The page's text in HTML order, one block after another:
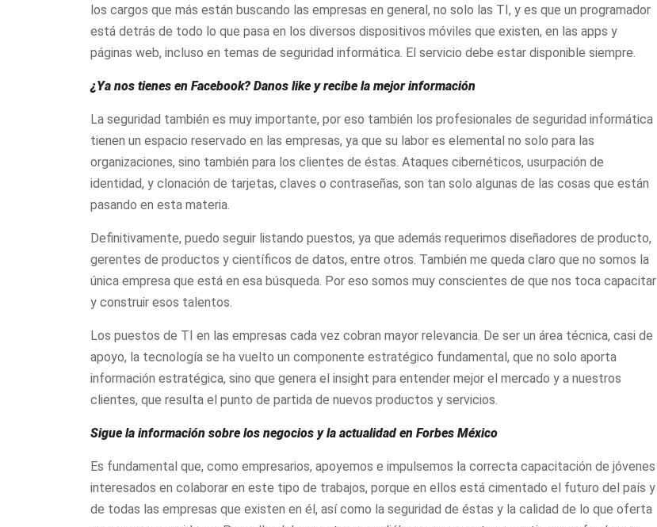
los cargos que más están buscando las empresas en general, no solo las TI, y es que un programador
está detrás de todo lo que pasa en los diversos dispositivos móviles que existen, en las apps y
páginas web, incluso en temas de seguridad informática. El servicio debe estar disponible siempre.
¿Ya nos tienes en Facebook? Danos like y recibe la mejor información
La seguridad también es muy importante, por eso también los profesionales de seguridad informática
tienen un espacio reservado en las empresas, ya que su labor es elemental no solo para las
organizaciones, sino también para los clientes de éstas. Ataques cibernéticos, usurpación de
identidad, y clonación de tarjetas, claves o contraseñas, son tan solo algunas de las cosas que están
pasando en esta materia.
Definitivamente, puedo seguir listando puestos, ya que además requerimos diseñadores de producto,
gerentes de productos y científicos de datos, entre otros. También me queda claro que no somos la
única empresa que está en esa búsqueda. Por eso somos muy conscientes de que nos toca capacitar
y construir esos talentos.
Los puestos de TI en las empresas cada vez cobran mayor relevancia. De ser un área técnica, casi de
apoyo, la tecnología se ha vuelto un componente estratégico fundamental, que no solo aporta
información estratégica, sino que genera el insight para entender mejor el mercado y a nuestros
clientes, que resulta el punto de partida de nuevos productos y servicios.
Sigue la información sobre los negocios y la actualidad en Forbes México
Es fundamental que, como empresarios, apoyemos e impulsemos la correcta capacitación de jóvenes
interesados en colaborar en este tipo de trabajos, porque en ellos está cimentado el futuro del país y
de todas las empresas que existen en él, así como la seguridad de éstas y la calidad de lo que oferta